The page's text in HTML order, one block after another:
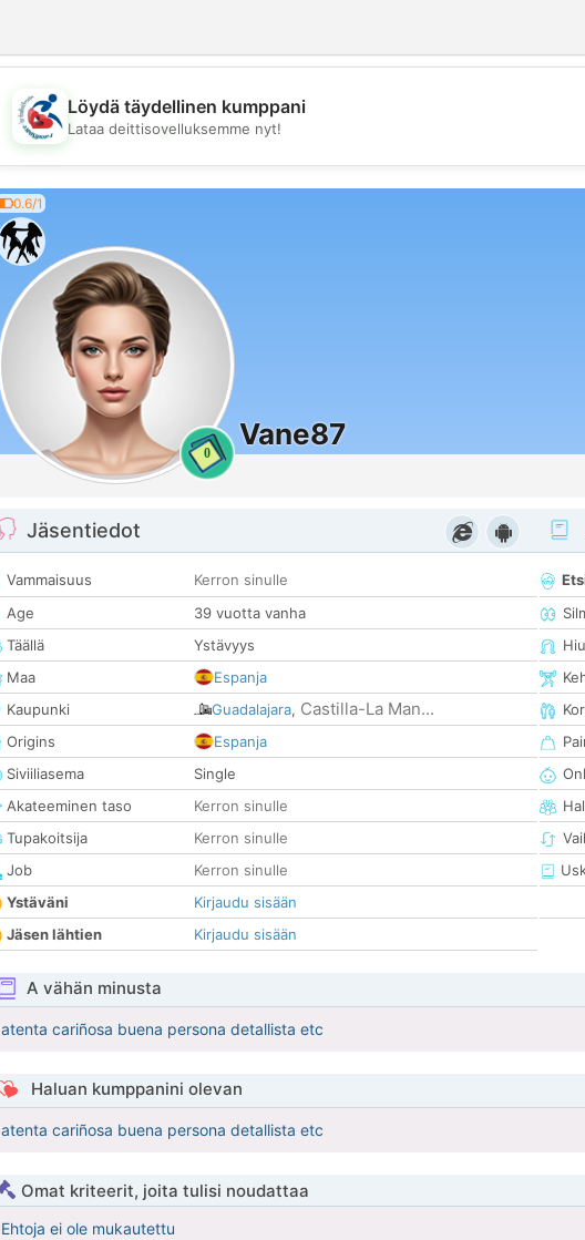
💖
Löydä täydellinen kumppani
Lataa deittisovelluksemme nyt!
0.6/1
0
Vane87
Jäsentiedot
Vammaisuus
Kerron sinulle
Age
39 vuotta vanha
Täällä
Ystävyys
Maa
Espanja
Kaupunki
Guadalajara, Castilla-La Man...
Origins
Espanja
Siviiliasema
Single
Akateeminen taso
Kerron sinulle
Tupakoitsija
Kerron sinulle
Job
Kerron sinulle
Ystäväni
Kirjaudu sisään
Jäsen lähtien
Kirjaudu sisään
A vähän minusta
atenta cariñosa buena persona detallista etc
Haluan kumppanini olevan
atenta cariñosa buena persona detallista etc
Omat kriteerit, joita tulisi noudattaa
Ehtoja ei ole mukautettu